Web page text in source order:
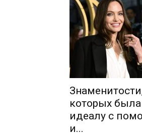
которых
идеалу с
и...